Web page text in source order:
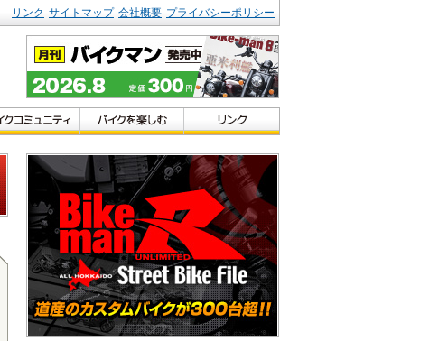
リンク サイトマップ 会社概要 プライバシーポリシー